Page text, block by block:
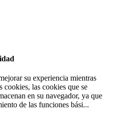
su experiencia mientras
cookies, las cookies que se
en su navegador, ya que
de las funciones bási...